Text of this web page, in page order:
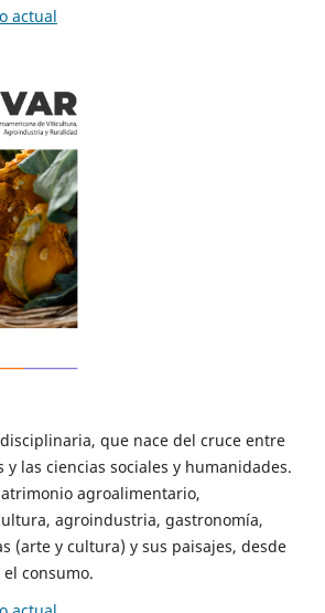
actual
que nace del cruce entre
y las ciencias sociales y humanidades.
agroalimentario,
agroindustria, gastronomía,
(arte y cultura) y sus paisajes, desde
consumo.